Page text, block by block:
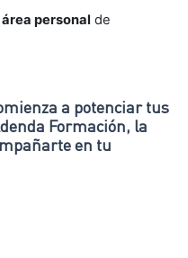
área personal de
a potenciar tus
Formación, la
en tu